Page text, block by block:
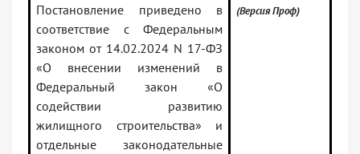
Постановление приведено в
соответствие с Федеральным
законом от 14.02.2024 N 17-ФЗ
«О внесении изменений в
Федеральный закон «О
содействии развитию
жилищного строительства» и
отдельные законодательные
(Версия Проф)